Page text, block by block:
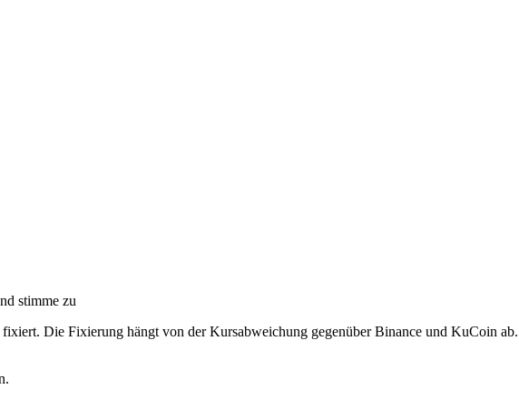
stimme zu
Die Fixierung hängt von der Kursabweichung gegenüber Binance und KuCoin